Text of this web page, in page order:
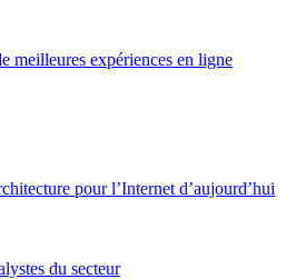
meilleures expériences en ligne
pour l’Internet d’aujourd’hui
du secteur